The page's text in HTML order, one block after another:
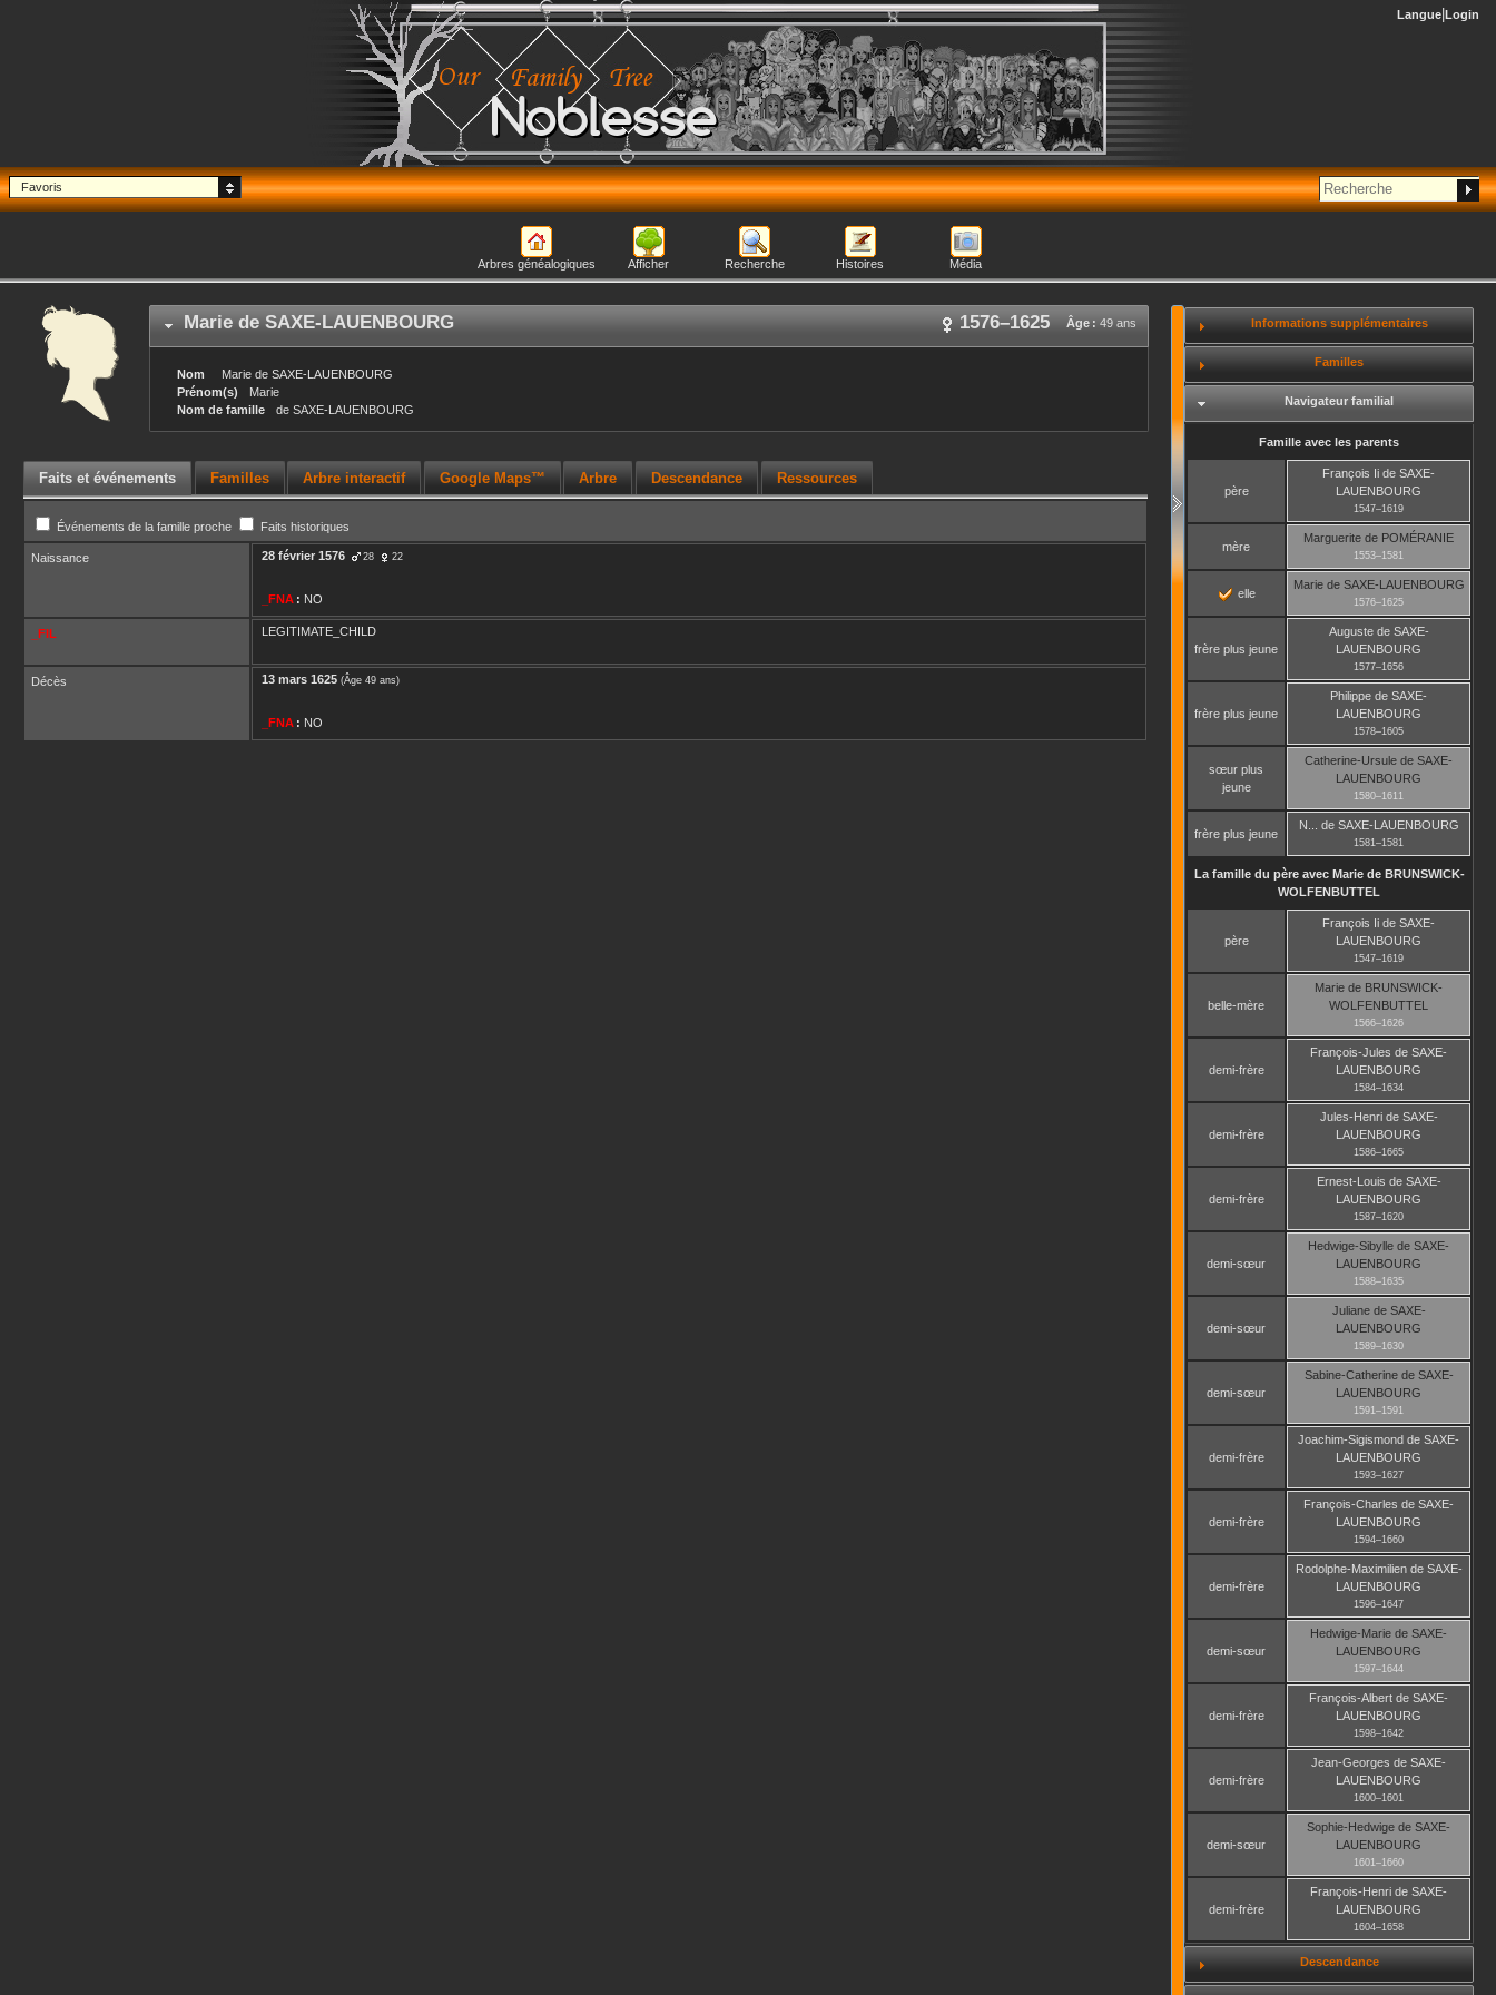
Noblesse
Langue Login
Favoris
Arbres généalogiques Afficher Recherche Histoires Média
Marie de SAXE-LAUENBOURG Âge : 49 ans
1576–1625
Nom Marie de SAXE-LAUENBOURG
Prénom(s)
Marie
Nom de famille
de SAXE-LAUENBOURG
Faits et événements Familles Arbre interactif Google Maps™ Arbre Descendance Ressources
Événements de la famille proche Faits historiques
Naissance 28 février 1576 28 22
_FNA : NO
_FIL LEGITIMATE_CHILD
Décès 13 mars 1625 (Âge 49 ans)
_FNA : NO
Informations supplémentaires
Familles
Navigateur familial
Famille avec les parents
père
François Ii de SAXE-
LAUENBOURG
1547–1619
mère
Marguerite de POMÉRANIE
1553–1581
elle
Mariede SAXE-LAUENBOURG
1576–1625
frère plus jeune
Augustede SAXE-
LAUENBOURG
1577–1656
frère plus jeune
Philippe de SAXE-
LAUENBOURG
1578–1605
sœur plus
jeune
Catherine-Ursule de SAXE-
LAUENBOURG
1580–1611
frère plus jeune
N... de SAXE-LAUENBOURG
1581–1581
La famille du père avec Mariede BRUNSWICK-
WOLFENBUTTEL
père
François Ii de SAXE-
LAUENBOURG
1547–1619
belle-mère
Marie de BRUNSWICK-
WOLFENBUTTEL
1566–1626
demi-frère
François-Jules de SAXE-
LAUENBOURG
1584–1634
demi-frère
Jules-Henride SAXE-
LAUENBOURG
1586–1665
demi-frère
Ernest-Louis de SAXE-
LAUENBOURG
1587–1620
demi-sœur
Hedwige-Sibylle de SAXE-
LAUENBOURG
1588–1635
demi-sœur
Julianede SAXE-
LAUENBOURG
1589–1630
demi-sœur
Sabine-Catherinede SAXE-
LAUENBOURG
1591–1591
demi-frère
Joachim-Sigismond de SAXE-
LAUENBOURG
1593–1627
demi-frère
François-Charles de SAXE-
LAUENBOURG
1594–1660
demi-frère
Rodolphe-Maximiliende SAXE-
LAUENBOURG
1596–1647
demi-sœur
Hedwige-Marie de SAXE-
LAUENBOURG
1597–1644
demi-frère
François-Albert de SAXE-
LAUENBOURG
1598–1642
demi-frère
Jean-Georges de SAXE-
LAUENBOURG
1600–1601
demi-sœur
Sophie-Hedwige de SAXE-
LAUENBOURG
1601–1660
demi-frère
François-Henri de SAXE-
LAUENBOURG
1604–1658
Descendance